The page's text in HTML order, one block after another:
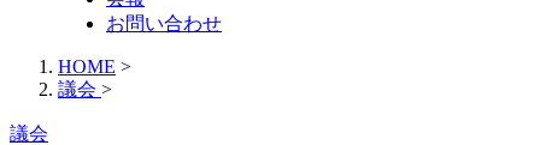
お問い合わせ
HOME >
議会 >
議会